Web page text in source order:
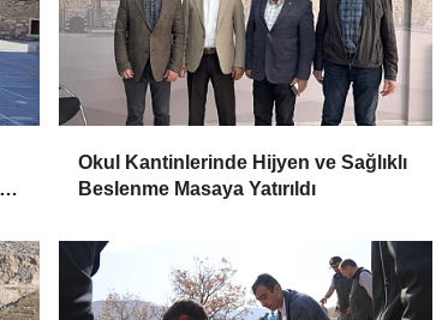
Okul Kantinlerinde Hijyen ve Sağlıklı
Beslenme Masaya Yatırıldı